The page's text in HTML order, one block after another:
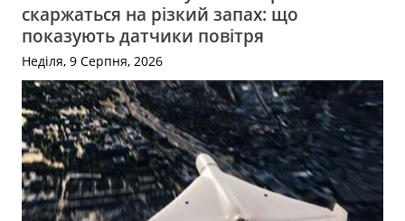
скаржаться на різкий запах: що
показують датчики повітря
Неділя, 9 Серпня, 2026